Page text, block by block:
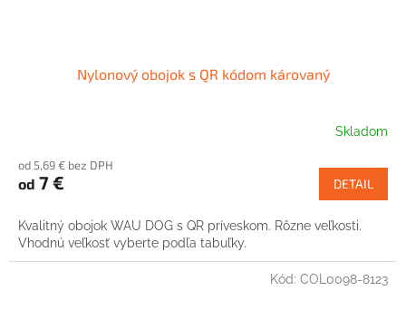
Nylonový obojok s QR kódom károvaný
Skladom
od 5,69 € bez DPH
od 7 € DETAIL
Kvalitný obojok WAU DOG s QR príveskom. Rôzne veľkosti.
Vhodnú veľkosť vyberte podľa tabuľky.
Kód: COL0098-8123